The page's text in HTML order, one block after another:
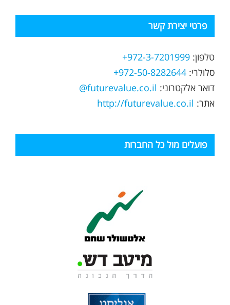
פרטי יצירת קשר
טלפון: 972-3-7201999+
סלולרי: 972-50-8282644+
דואר אלקטרוני: futurevalue.co.il@
אתר: http://futurevalue.co.il
פועלים מול כל החברות